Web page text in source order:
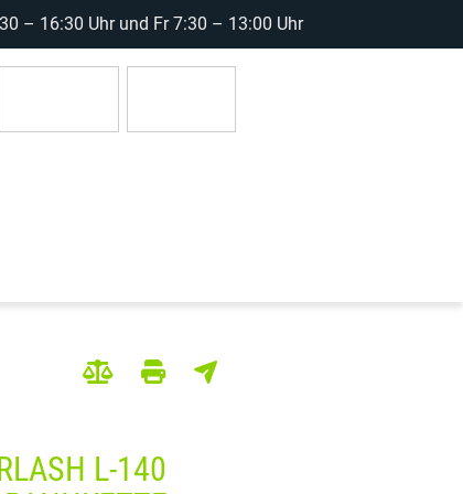
– 16:30 Uhr und Fr 7:30 – 13:00 Uhr
L-140